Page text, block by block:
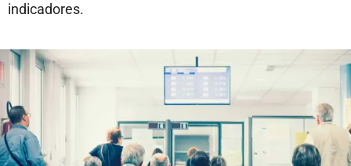
indicadores.